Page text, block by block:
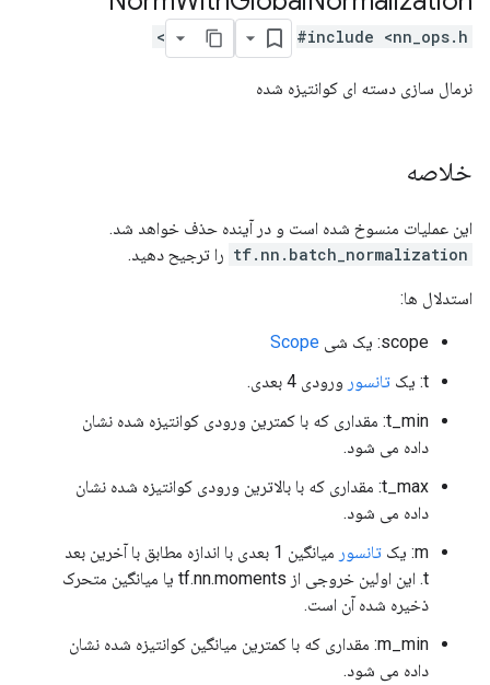
#include <nn_ops.h>
نرمال سازی دسته ای کوانتیزه شده
خلاصه
این عملیات منسوخ شده است و در آینده حذف خواهد شد.
tf.nn.batch_normalization را ترجیح دهید.
استدلال ها:
scope: یک شی
Scope
t: یک
تانسور ورودی 4 بعدی.
t_min: مقداری که با کمترین ورودی کوانتیزه شده نشان
داده می شود.
t_max: مقداری که با بالاترین ورودی کوانتیزه شده نشان
داده می شود.
m: یک
تانسور
میانگین 1 بعدی با اندازه مطابق با آخرین بعد
t. این اولین خروجی از tf.nn.moments یا میانگین متحرک
ذخیره شده آن است.
m_min: مقداری که با کمترین میانگین کوانتیزه شده نشان
داده می شود.